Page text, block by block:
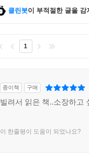
클린봇이 부적절한 글을 감
1
종이책 구매
빌려서 읽은 책..소장하고
이 한줄평이 도움이 되었나요?